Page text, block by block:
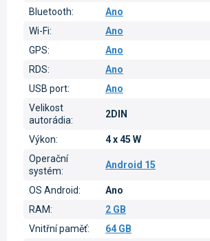
Bluetooth:
Ano
Wi-Fi:
Ano
GPS:
Ano
RDS:
Ano
USB port:
Ano
Velikost
autorádia:
2DIN
Výkon:
4 x 45 W
Operační
systém:
Android 15
OS Android:
Ano
RAM:
2 GB
Vnitřní paměť:
64 GB